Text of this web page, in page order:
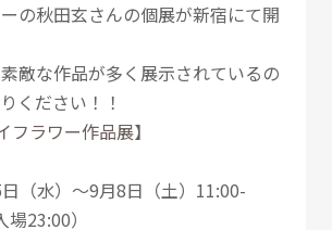
の秋田玄さんの個展が新宿にて開
敵な作品が多く展示されているの
ください！！
フラワー作品展】
（水）〜9月8日（土）11:00-
23:00）